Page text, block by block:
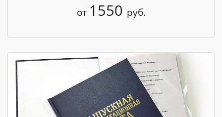
от 1550 руб.